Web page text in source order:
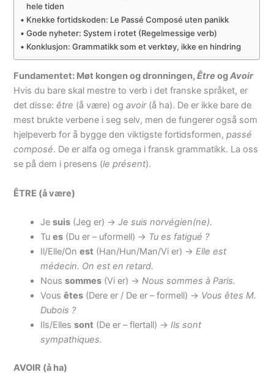
hele tiden
Knekke fortidskoden: Le Passé Composé uten panikk
Gode nyheter: System i rotet (Regelmessige verb)
Konklusjon: Grammatikk som et verktøy, ikke en hindring
Fundamentet: Møt kongen og dronningen,Être ogAvoir
Hvis du bare skal mestre to verb i det franske språket, er
det disse:être (å være) ogavoir(å ha). De er ikke bare de
mest brukte verbene i seg selv, men de fungerer også som
hjelpeverb for å bygge den viktigste fortidsformen,passé
composé. De er alfa og omega i fransk grammatikk. La oss
se på dem i presens (le présent).
ÊTRE (å være)
Jesuis (Jeg er) ->Je suis norvégien(ne).
Tues (Du er – uformell) -> Tu es fatigué ?
Il/Elle/Onest (Han/Hun/Man/Vi er) ->Elle est
médecin. On est en retard.
Noussommes (Vi er) ->Nous sommes à Paris.
Vousêtes (Dere er / De er – formell) -> Vous êtes M.
Dubois ?
Ils/Ellessont (De er – flertall) ->Ils sont
sympathiques.
AVOIR (å ha)